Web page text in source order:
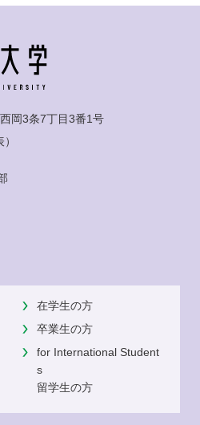
岡3条7丁目3番1号
在学生の方
卒業生の方
for International Student
s
留学生の方